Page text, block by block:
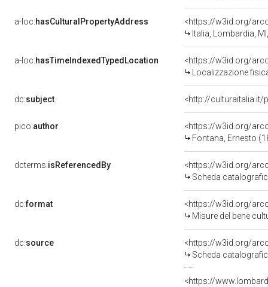
a-loc:hasCulturalPropertyAddress
<https://w3id.org/
Italia, Lombardia,
a-loc:hasTimeIndexedTypedLocation
<https://w3id.org/
Localizzazione
dc:subject <http://culturaitalia.it/
pico:author
<https://w3id.org/
Fontana, Ernesto
dcterms:isReferencedBy
<https://w3id.org/
Scheda
dc:format
<https://w3id.org/
Misure del bene
dc:source
<https://w3id.org/
Scheda
<https://